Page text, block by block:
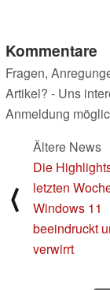
Kommentare
Fragen,
Artikel? - Uns
Anmeldung
⟨
Ältere News
Die
letzten
Windows 11
beeindruckt
verwirrt